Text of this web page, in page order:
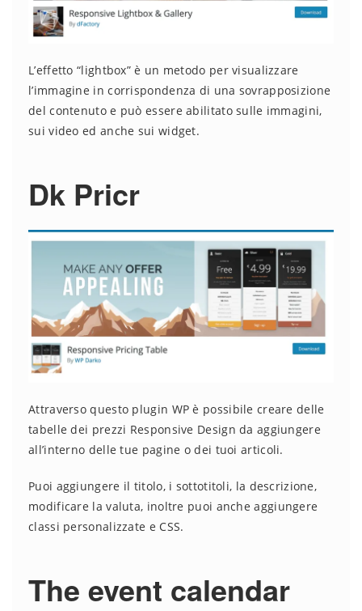
L’effetto “lightbox” è un metodo per visualizzare
l’immagine in corrispondenza di una sovrapposizione
del contenuto e può essere abilitato sulle immagini,
sui video ed anche sui widget.
Dk Pricr
Attraverso questo plugin WP è possibile creare delle
tabelle dei prezzi Responsive Design da aggiungere
all’interno delle tue pagine o dei tuoi articoli.
Puoi aggiungere il titolo, i sottotitoli, la descrizione,
modificare la valuta, inoltre puoi anche aggiungere
classi personalizzate e CSS.
The event calendar